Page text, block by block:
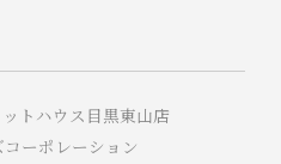
トハウス目黒東山店
ーポレーション